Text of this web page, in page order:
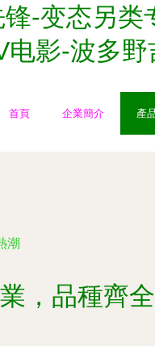
-变态另
影-波多
首頁 企業簡介 產
潮
，品種齊